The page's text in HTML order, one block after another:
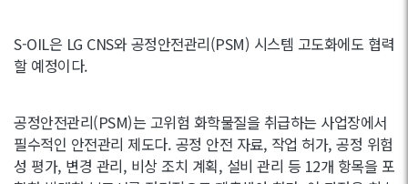
S-OIL은 LG CNS와 공정안전관리(PSM) 시스템 고도화에도 협력
할 예정이다.
공정안전관리(PSM)는 고위험 화학물질을 취급하는 사업장에서
필수적인 안전관리 제도다. 공정 안전 자료, 작업 허가, 공정 위험
성 평가, 변경 관리, 비상 조치 계획, 설비 관리 등 12개 항목을 포